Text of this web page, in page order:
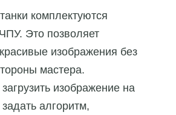
комплектуются
Это позволяет
изображения без
мастера.
изображение на
алгоритм,